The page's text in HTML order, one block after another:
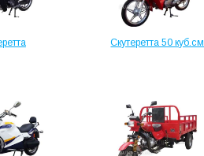
Скутеретта 50 куб.см